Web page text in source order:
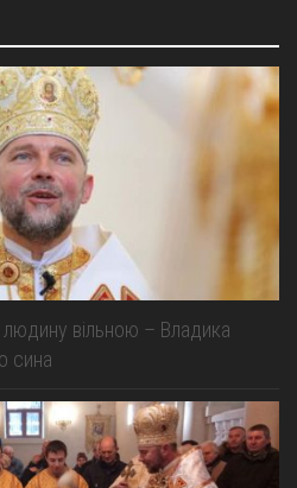
вільною – Владика
сина